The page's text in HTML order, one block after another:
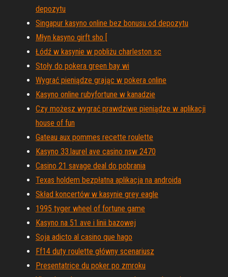
depozytu
Singapur kasyno online bez bonusu od depozytu
Młyn kasyno girft sho [
Łódź w kasynie w pobliżu charleston sc
Stoły do ​​pokera green bay wi
Wygrać pieniądze grając w pokera online
Kasyno online rubyfortune w kanadzie
Czy możesz wygrać prawdziwe pieniądze w aplikacji
house of fun
Gateau aux pommes recette roulette
Kasyno 33.laurel ave casino nsw 2470
Casino 21 savage deal do pobrania
Texas holdem bezpłatna aplikacja na androida
Skład koncertów w kasynie grey eagle
1995 tyger wheel of fortune game
Kasyno na 51 ave i linii bazowej
Soja adicto al casino que hago
Ff14 duty roulette główny scenariusz
Presentatrice du poker po zmroku